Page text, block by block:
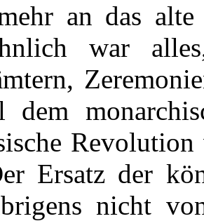
an das alte
war
Ersatz der
nicht